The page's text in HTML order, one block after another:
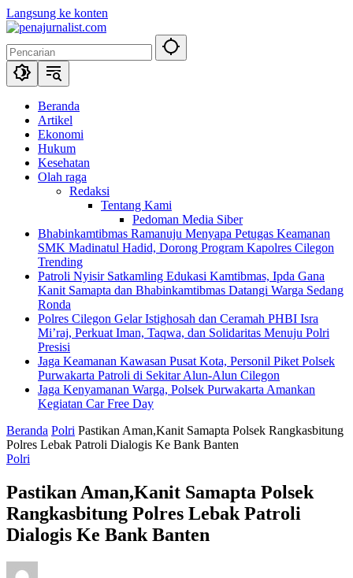
Langsung ke konten
Beranda
Artikel
Ekonomi
Hukum
Kesehatan
Olah raga
Redaksi
Tentang Kami
Pedoman Media Siber
Bhabinkamtibmas Ramanuju Menyapa Petugas Keamanan
SMK Madinatul Hadid, Dorong Program Kapolres Cilegon
Trending
Patroli Nyisir Satkamling Edukasi Kamtibmas, Ipda Gana
Kanit Samapta dan Bhabinkamtibmas Datangi Warga Sedang
Ronda
Polres Cilegon Gelar Istighosah dan Ceramah PHBI Isra
Mi’raj, Perkuat Iman, Taqwa, dan Solidaritas Menuju Polri
Presisi
Jaga Keamanan Kawasan Pusat Kota, Personil Piket Polsek
Purwakarta Patroli di Sekitar Alun-Alun Cilegon
Jaga Kenyamanan Warga, Polsek Purwakarta Amankan
Kegiatan Car Free Day
Beranda Polri Pastikan Aman,Kanit Samapta Polsek Rangkasbitung
Polres Lebak Patroli Dialogis Ke Bank Banten
Polri
Pastikan Aman,Kanit Samapta Polsek
Rangkasbitung Polres Lebak Patroli
Dialogis Ke Bank Banten